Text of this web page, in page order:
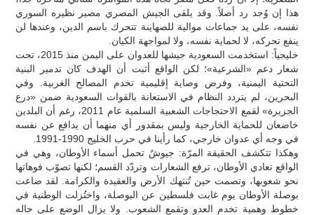
هذا إن وُجد رد أصلاً. وقد يلقى الجيش المصري مصير نظيره السوري
نفسه، على يد جماعات موالية للصهاينة تتحرك باسم الدين، وعندها لن
ينفع تحركه، لا لحماية نفسه، ولا لمواجهة الكيان.
خليجياً: استخدمت السعودية جيشها للعدوان على اليمن منذ 2015، تحت
شعار دعم «الشرعية»؛ لكن الواقع أثبت أن الهدف كان تدمير البنية
التحتية اليمنية، وفرض وصاية إقليمية تخدم المصالح الغربية. وفي
البحرين، لم يتردد النظام في الاستعانة بالقوات السعودية ضمن «درع
الجزيرة» لقمع الاحتجاجات الشعبية السلمية عام 2011، رغم أن البلدين
خاضعان للحماية الخارجية وليس بمقدور أي منهما أن يدافع عن نفسه
في وجه أي عدوان خارجي، كما رأينا في حرب الخليج 1990-1991.
وهكذا تتكشف الحقيقة المرّة: جيوشٌ تحمل أسماء الأوطان، وهي في
الواقع تعادي الأوطان، ترفع الشعارات وتردّد القسم؛ لكنها تصوّب فوهاتها
نحو شعوبها، وتصمت حين تُنتهك الأرض والعقيدة والكرامة. لقد ضاعت
بوصلة الأوطان يوم غابت فلسطين عن البوصلة، واختُزلت الوطنية في
خطوط وهمية تخدم العدو وتقمع الشعوب. ولا يزال الوضع على حاله